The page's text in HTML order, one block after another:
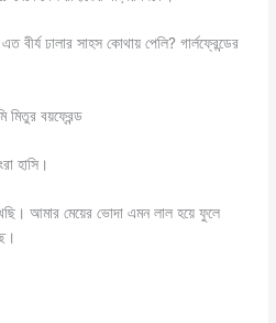
বীর্য ঢালার সাহস কোথায় পেলি? গার্লফ্রেন্ডের
মিতুর বয়ফ্রেন্ড
হাসি।
আমার মেয়ের ভোদা এমন লাল হয়ে ফুলে